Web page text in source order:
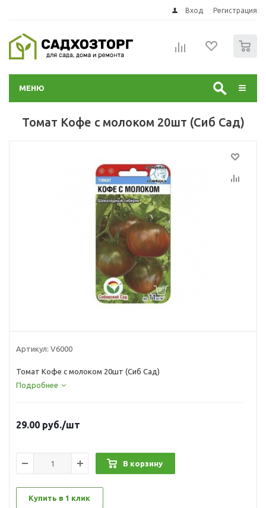
Вход Регистрация
МЕНЮ
Томат Кофе с молоком 20шт (Сиб Сад)
Артикул: V6000
Томат Кофе с молоком 20шт (Сиб Сад)
Подробнее
29.00 руб./шт
В корзину
Купить в 1 клик